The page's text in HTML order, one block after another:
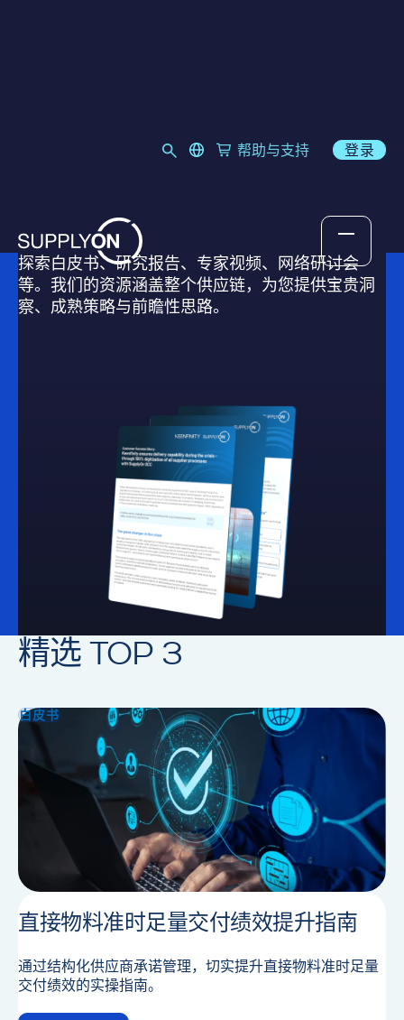
language select
Link to SupplyOn Store
帮助与支持 登录
数字化、供应链与采购领域的最新资源
探索白皮书、研究报告、专家视频、网络研讨会
等。我们的资源涵盖整个供应链，为您提供宝贵洞
察、成熟策略与前瞻性思路。
精选 TOP 3
白皮书
直接物料准时足量交付绩效提升指南
通过结构化供应商承诺管理，切实提升直接物料准时足量
交付绩效的实操指南。